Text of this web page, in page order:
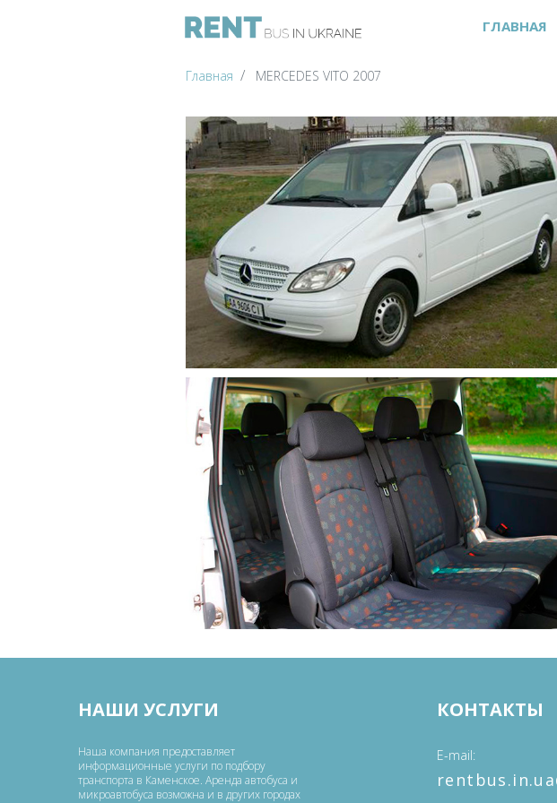
ГЛАВНАЯ
Главная MERCEDES VITO 2007
НАШИ УСЛУГИ
Наша компания предоставляет
информационные услуги по подбору
транспорта в Каменское. Аренда автобуса и
микроавтобуса возможна и в других городах
КОНТАКТЫ
E-mail